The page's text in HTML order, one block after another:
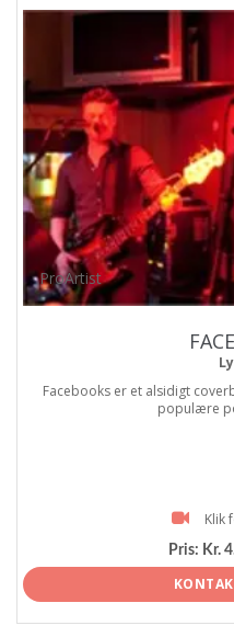
ProArtist
Facebooks er et alsidigt
populære
Klik
Pris: Kr.